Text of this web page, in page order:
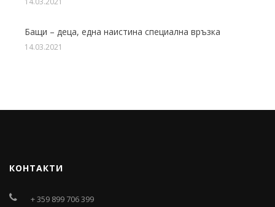
Бащи – деца, една наистина специална връзка
14.03.2021
КОНТАКТИ
+ 359 899 706 399